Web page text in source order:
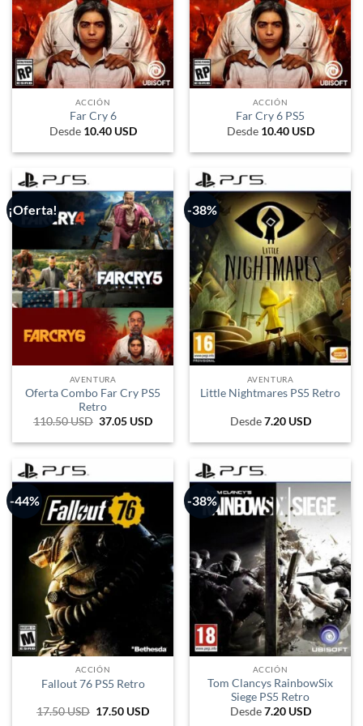
ACCIÓN
Far Cry 6
Desde 10.40 USD
ACCIÓN
Far Cry 6 PS5
Desde 10.40 USD
¡Oferta!
AVENTURA
Oferta Combo Far Cry PS5
Retro
110.50USD El
original
37.05 USD
actual
61.149 ARS.
-38%
AVENTURA
Little Nightmares PS5 Retro
Desde7.20 USD
-44%
ACCIÓN
Fallout 76 PS5 Retro
17.50USD El
17.50 USD
-38%
ACCIÓN
Tom Clancys RainbowSix
Siege PS5 Retro
Desde7.20 USD